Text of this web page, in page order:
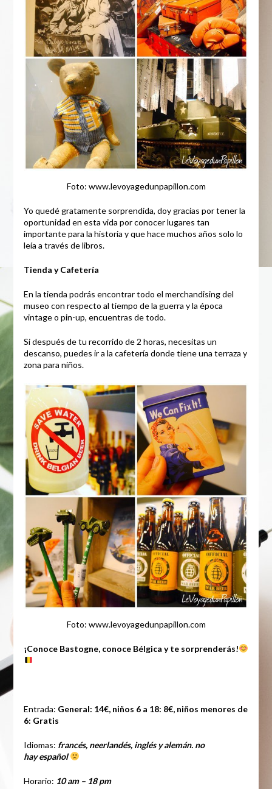
Foto: www.levoyagedunpapillon.com
Yo quedé gratamente sorprendida, doy gracias por tener la
oportunidad en esta vida por conocer lugares tan
importante para la historia y que hace muchos años solo lo
leía a través de libros.
Tienda y Cafetería
En la tienda podrás encontrar todo el merchandising del
museo con respecto al tiempo de la guerra y la época
vintage o pin-up, encuentras de todo.
Si después de tu recorrido de 2 horas, necesitas un
descanso, puedes ir a la cafetería donde tiene una terraza y
zona para niños.
Foto: www.levoyagedunpapillon.com
¡Conoce Bastogne, conoce Bélgica y te sorprenderás!
Entrada: General: 14€, niños 6 a 18: 8€, niños menores de
6: Gratis
Idiomas: francés, neerlandés, inglés y alemán. no
hayespañol
Horario: 10 am – 18 pm